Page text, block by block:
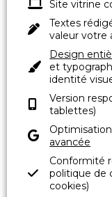
Site vitrine
Textes
valeur votre
Design
et
identité
Version
tablettes)​
avancée
Conformité
politique de
cookies)​